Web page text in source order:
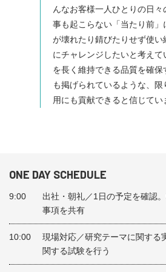
んなお客様一人ひとりの日
事も起こらない「当たり前」
が壊れたり錆びたりせず使
にチャレンジしたいと考え
を長く維持できる品質を確
も掲げられているような、
用にも貢献できると信じてい
ONE DAY SCHEDULE
9:00
出社・朝礼／1日の予定を確認
事項を共有
10:00
現場対応／研究テーマに関する
関する試験を行う